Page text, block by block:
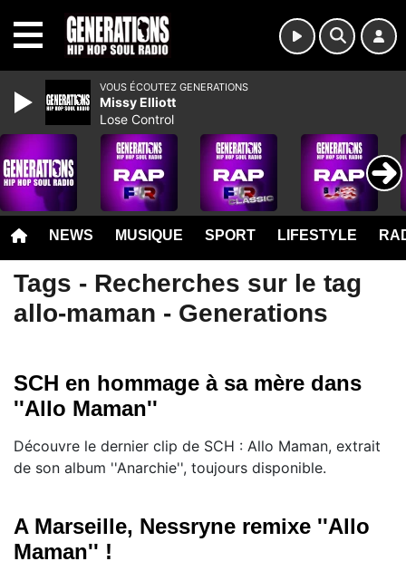
NEWS MUSIQUE SPORT LIFESTYLE
Tags - Recherches sur le tag
allo-maman - Generations
SCH en hommage à sa mère dans
''Allo Maman''
Découvre le dernier clip de SCH : Allo Maman, extrait
de son album ''Anarchie'', toujours disponible.
A Marseille, Nessryne remixe ''Allo
Maman'' !
VOUS ÉCOUTEZ GENERATIONS
Missy Elliott
Lose Control